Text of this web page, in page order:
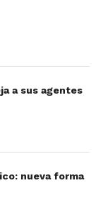
buffet
Don
a sus agentes
nueva forma